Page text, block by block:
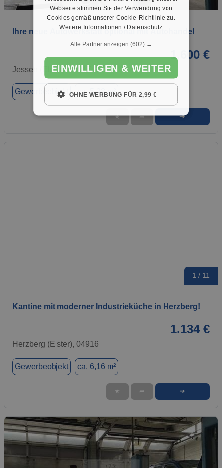
Ihre neue Autowerkstatt optional mit Autohandel
1.600 €
Jessen (Elster), 06917
Gewerbeobjekt ca. 5,33 m²
★ ➦ ➜
1 / 11
Kantine mit moderner Industrieküche in Herzberg!
1.134 €
Herzberg (Elster), 04916
Gewerbeobjekt ca. 6,16 m²
★ ➦ ➜
Webseite stimmen Sie der Verwendung von
Cookies gemäß unserer Cookie-Richtlinie zu.
Weitere Informationen / Datenschutz
Alle Partner anzeigen (602) →
EINWILLIGEN & WEITER
OHNE WERBUNG FÜR 2,99 €